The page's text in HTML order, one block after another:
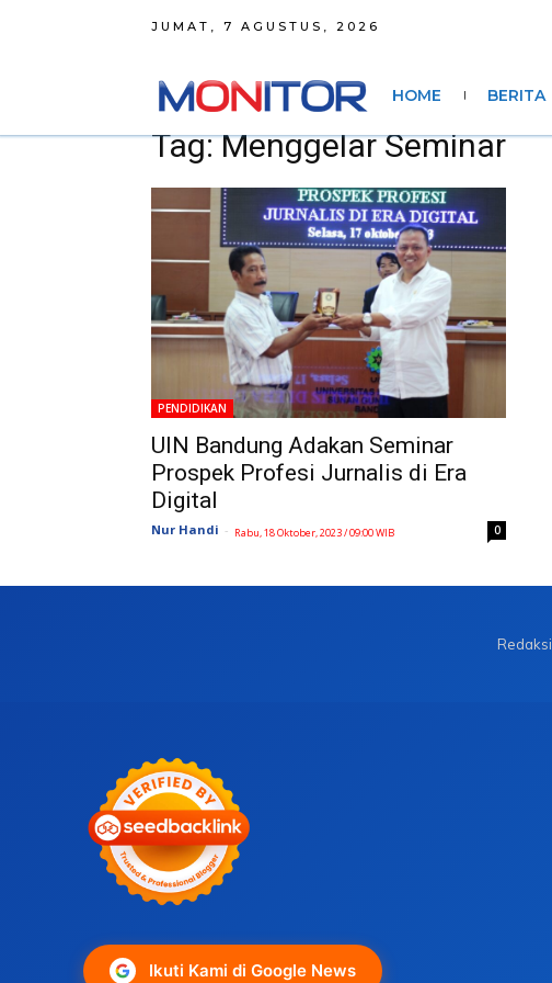
JUMAT, 7 AGUSTUS, 2026
HOME BERITA
Tag: Menggelar Seminar
PENDIDIKAN
UIN Bandung Adakan Seminar
Prospek Profesi Jurnalis di Era
Digital
Nur Handi - Rabu, 18 Oktober, 2023 / 09:00 WIB 0
Redaksi
Ikuti Kami di Google News